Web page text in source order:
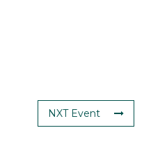
NXT Event